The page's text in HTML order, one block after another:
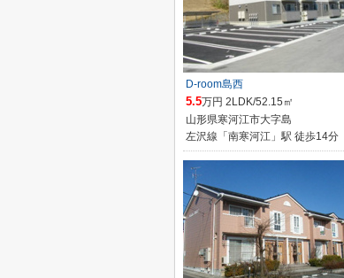
D-room島西
5.5万円 2LDK/52.15㎡
山形県寒河江市大字島
左沢線「南寒河江」駅 徒歩14分